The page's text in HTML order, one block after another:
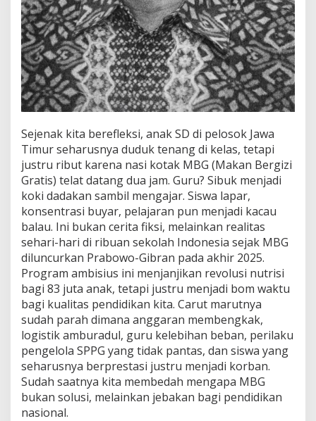
e
r
j
e
b
a
k
d
a
a
m
K
e
k
a
c
a
u
a
n
N
u
t
r
s
i
Sejenak kita berefleksi, anak SD di pelosok Jawa
Timur seharusnya duduk tenang di kelas, tetapi
justru ribut karena nasi kotak MBG (Makan Bergizi
Gratis) telat datang dua jam. Guru? Sibuk menjadi
koki dadakan sambil mengajar. Siswa lapar,
konsentrasi buyar, pelajaran pun menjadi kacau
balau. Ini bukan cerita fiksi, melainkan realitas
sehari-hari di ribuan sekolah Indonesia sejak MBG
diluncurkan Prabowo-Gibran pada akhir 2025.
Program ambisius ini menjanjikan revolusi nutrisi
bagi 83 juta anak, tetapi justru menjadi bom waktu
bagi kualitas pendidikan kita. Carut marutnya
sudah parah dimana anggaran membengkak,
logistik amburadul, guru kelebihan beban, perilaku
pengelola SPPG yang tidak pantas, dan siswa yang
seharusnya berprestasi justru menjadi korban.
Sudah saatnya kita membedah mengapa MBG
bukan solusi, melainkan jebakan bagi pendidikan
nasional.